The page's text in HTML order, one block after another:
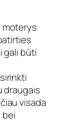
gali būti
draugais
visada
bei